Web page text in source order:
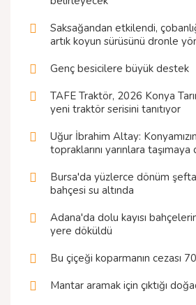
Saksağandan etkilendi,
artık koyun sürüsünü dronle
Genç besicilere büyük destek
TAFE Traktör, 2026 Konya
yeni traktör serisini tanıtıyor
Uğur İbrahim Altay:
topraklarını yarınlara
Bursa'da yüzlerce dönüm
bahçesi su altında
Adana'da dolu kayısı
yere döküldü
Bu çiçeği koparmanın cezası
Mantar aramak için çıktığı